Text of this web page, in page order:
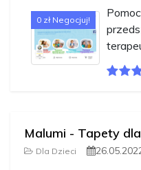
0 zł Negocjuj!
Malumi - Tapety
Dla Dzieci